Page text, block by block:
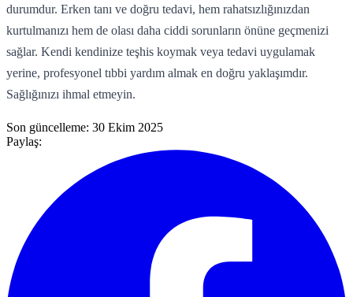
durumdur. Erken tanı ve doğru tedavi, hem rahatsızlığınızdan
kurtulmanızı hem de olası daha ciddi sorunların önüne geçmenizi
sağlar. Kendi kendinize teşhis koymak veya tedavi uygulamak
yerine, profesyonel tıbbi yardım almak en doğru yaklaşımdır.
Sağlığınızı ihmal etmeyin.
Son güncelleme: 30 Ekim 2025
Paylaş: